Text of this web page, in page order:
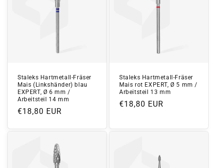
Staleks Hartmetall-Fräser
Mais (Linkshänder) blau
EXPERT, Ø 6 mm /
Arbeitsteil 14 mm
Normaler
€18,80 EUR
Staleks Hartmetall-Fräser
Mais rot EXPERT, Ø 5 mm /
Arbeitsteil 13 mm
Normaler
€18,80 EUR